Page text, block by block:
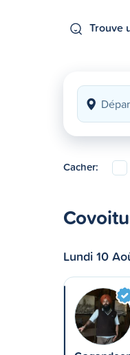
Trouve
Cacher:
Lundi 10